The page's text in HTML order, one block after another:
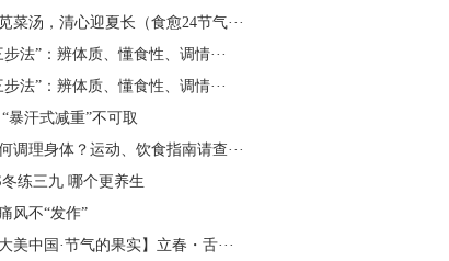
菜汤，清心迎夏长（食愈24节气···
法”：辨体质、懂食性、调情···
法”：辨体质、懂食性、调情···
暴汗式减重”不可取
调理身体？运动、饮食指南请查···
练三九 哪个更养生
风不“发作”
美中国·节气的果实】立春・舌···